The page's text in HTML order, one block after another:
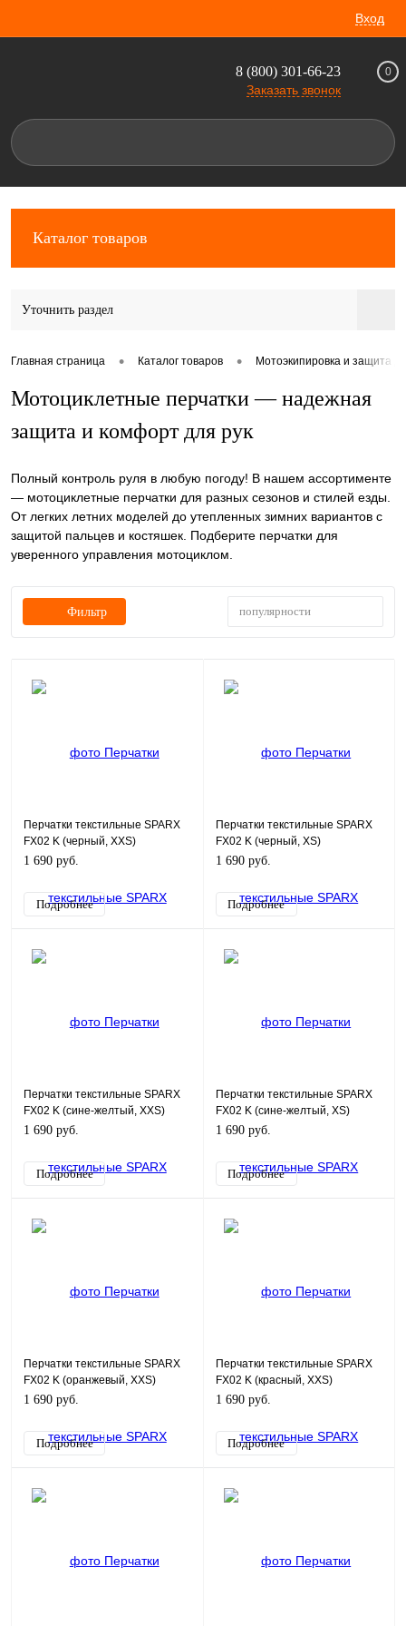
Вход
8 (800) 301-66-23
Заказать звонок
0
Каталог товаров
Уточнить раздел
Главная страница • Каталог товаров • Мотоэкипировка и защита
Мотоциклетные перчатки — надежная
защита и комфорт для рук
Полный контроль руля в любую погоду! В нашем ассортименте
— мотоциклетные перчатки для разных сезонов и стилей езды.
От легких летних моделей до утепленных зимних вариантов с
защитой пальцев и костяшек. Подберите перчатки для
уверенного управления мотоциклом.
Фильтр популярности
Перчатки текстильные SPARX
FX02 K (черный, XXS)
1 690 руб.
Подробнее
Перчатки текстильные SPARX
FX02 K (черный, XS)
1 690 руб.
Подробнее
Перчатки текстильные SPARX
FX02 K (сине-желтый, XXS)
1 690 руб.
Подробнее
Перчатки текстильные SPARX
FX02 K (сине-желтый, XS)
1 690 руб.
Подробнее
Перчатки текстильные SPARX
FX02 K (оранжевый, XXS)
1 690 руб.
Подробнее
Перчатки текстильные SPARX
FX02 K (красный, XXS)
1 690 руб.
Подробнее